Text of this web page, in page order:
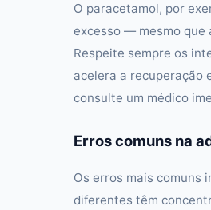
O paracetamol, por
excesso — mesmo que
Respeite sempre os
acelera a recuperação
consulte um médico
Erros comuns na
Os erros mais comuns
diferentes têm